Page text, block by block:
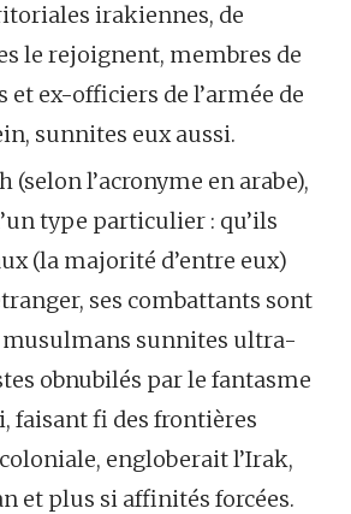
irakiennes, de
le rejoignent, membres de
ex-officiers de l’armée de
sunnites eux aussi.
(selon l’acronyme en arabe),
type particulier : qu’ils
(la majorité d’entre eux)
ses combattants sont
musulmans sunnites ultra-
obnubilés par le fantasme
faisant fi des frontières
engloberait l’Irak,
et plus si affinités forcées.